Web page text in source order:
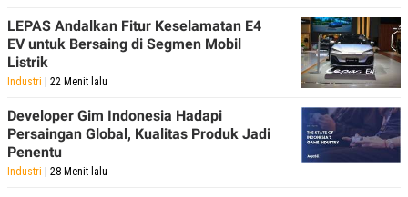
LEPAS Andalkan Fitur Keselamatan E4
EV untuk Bersaing di Segmen Mobil
Listrik
Industri | 22 Menit lalu
Developer Gim Indonesia Hadapi
Persaingan Global, Kualitas Produk Jadi
Penentu
Industri | 28 Menit lalu